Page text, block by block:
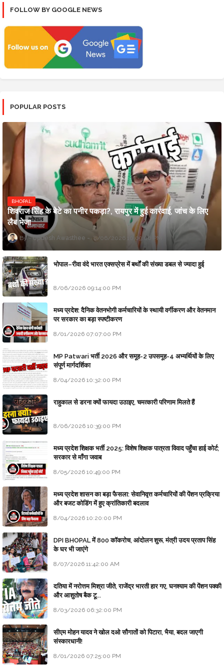
FOLLOW BY GOOGLE NEWS
POPULAR POSTS
BHOPAL
शिवराज सिंह के बेटे का पनीर पकड़ा?, रायपुर में हुई कार्रवाई, जांच के लिए
लैब भेजा
Updesh Awasthee 8/06/2026 10:09:00 PM
भोपाल–रीवा वंदे भारत एक्सप्रेस में बर्थों की संख्या डबल से ज्यादा हुई
8/06/2026 09:14:00 PM
मध्य प्रदेश: दैनिक वेतनभोगी कर्मचारियों के स्थायी वर्गीकरण और वेतनमान
पर सरकार का बड़ा स्पष्टीकरण
8/01/2026 07:07:00 PM
MP Patwari भर्ती 2026 और समूह-2 उपसमूह-4 अभ्यर्थियों के लिए
संपूर्ण मार्गदर्शिका
8/04/2026 10:32:00 PM
राहुकाल से डरना क्यों फायदा उठाइए, चमत्कारी परिणाम मिलते हैं
8/06/2026 10:39:00 PM
मध्य प्रदेश शिक्षक भर्ती 2025: विशेष शिक्षक पात्रता विवाद पहुँचा हाई कोर्ट;
सरकार से माँगा जवाब
8/05/2026 10:49:00 PM
मध्य प्रदेश शासन का बड़ा फैसला: सेवानिवृत्त कर्मचारियों की पेंशन प्रक्रिया
और बजट कोडिंग में हुए क्रांतिकारी बदलाव
8/04/2026 10:20:00 PM
DPI BHOPAL में 800 कॉकरोच, आंदोलन शुरू, मंत्री उदय प्रताप सिंह
के घर भी जाएंगे
8/07/2026 11:42:00 AM
दतिया में नरोत्तम मिश्रा जीते, राजेंद्र भारती हार गए, घनश्याम की पेंशन पक्की
और आशुतोष बैक टू...
8/03/2026 06:32:00 PM
सीएम मोहन यादव ने खोल दओ सौगातों को पिटारा, भैया, बदल जाएगी
संस्कारधानी!
8/01/2026 07:25:00 PM